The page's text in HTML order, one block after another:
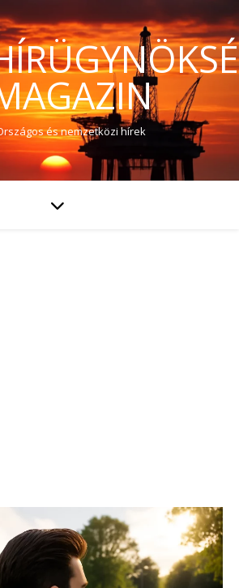
és nemzetközi hírek